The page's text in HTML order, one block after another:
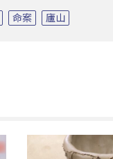
命案 廬山